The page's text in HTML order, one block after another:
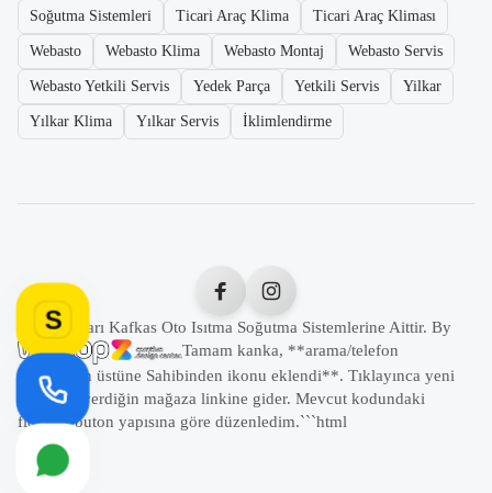
Soğutma Sistemleri Ticari Araç Klima Ticari Araç Kliması
Webasto Webasto Klima Webasto Montaj Webasto Servis
Webasto Yetkili Servis Yedek Parça Yetkili Servis Yilkar
Yılkar Klima Yılkar Servis İklimlendirme
Tüm Hakları Kafkas Oto Isıtma Soğutma Sistemlerine Aittir. By
Tamam kanka, **arama/telefon
butonunun üstüne Sahibinden ikonu eklendi**. Tıklayınca yeni
sekmede verdiğin mağaza linkine gider. Mevcut kodundaki
floating buton yapısına göre düzenledim.```html
S